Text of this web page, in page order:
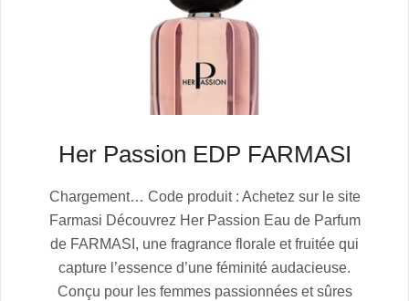
Her Passion EDP FARMASI
07-
06
Chargement… Code produit : Achetez sur le site
Farmasi Découvrez Her Passion Eau de Parfum
de FARMASI, une fragrance florale et fruitée qui
capture l’essence d’une féminité audacieuse.
Conçu pour les femmes passionnées et sûres